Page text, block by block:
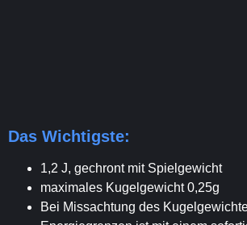
Das Wichtigste:
1,2 J, gechront mit Spielgewicht
maximales Kugelgewicht 0,25g
Bei Missachtung des